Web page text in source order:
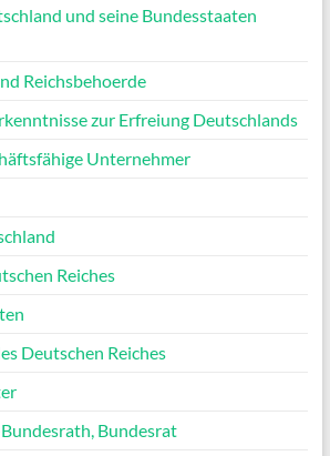
und seine Bundesstaaten
Reichsbehoerde
zur Erfreiung Deutschlands
Unternehmer
Reiches
Deutschen Reiches
Bundesrat